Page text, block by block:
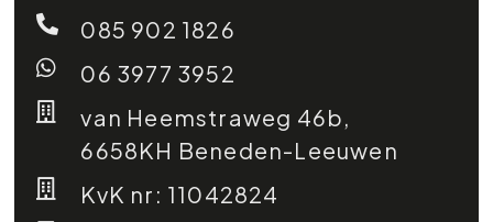
085 902 1826
06 3977 3952
van Heemstraweg 46b,
6658KH Beneden-Leeuwen
KvK nr: 11042824